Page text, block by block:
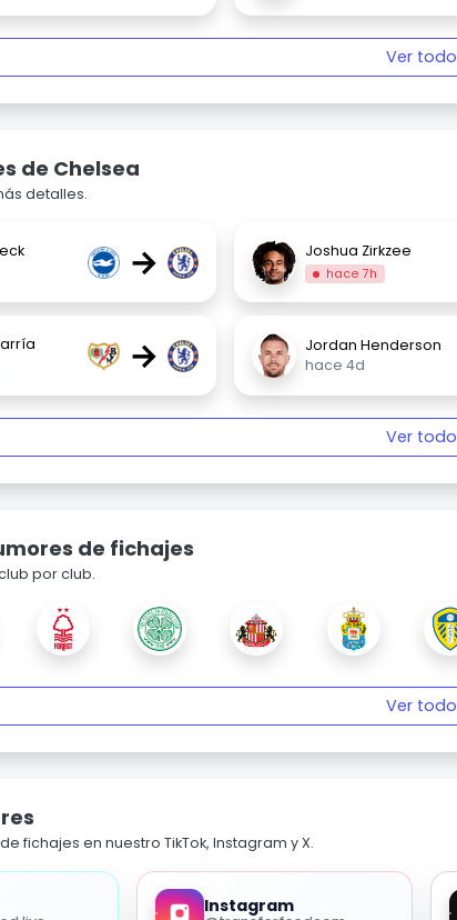
Ver todo
de Chelsea
detalles.
→ Joshua Zirkzee
hace 7h
→
Jordan Henderson
hace 4d
Ver todo
de fichajes
por club.
Ver todo
fichajes en nuestro TikTok, Instagram y X.
Instagram